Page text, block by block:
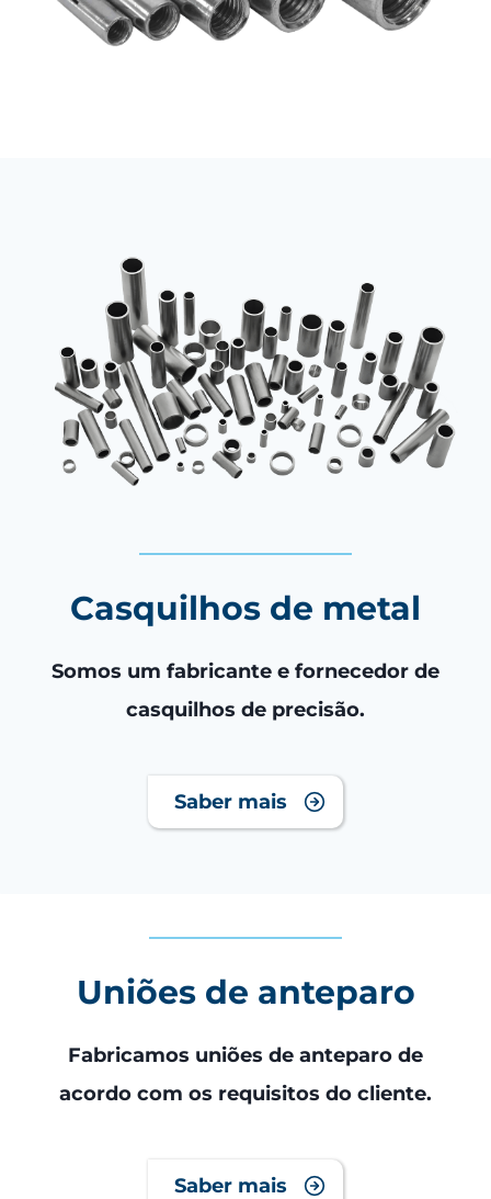
Casquilhos de metal
Somos um fabricante e fornecedor de
casquilhos de precisão.
Saber mais
Uniões de anteparo
Fabricamos uniões de anteparo de
acordo com os requisitos do cliente.
Saber mais